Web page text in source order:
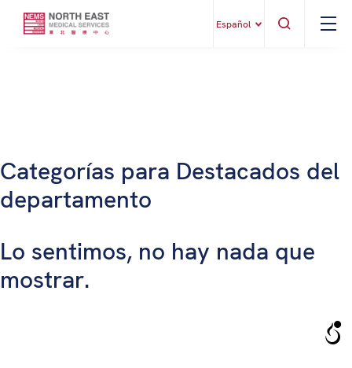
Español
Categorías para Destacados del
departamento
Lo sentimos, no hay nada que
mostrar.